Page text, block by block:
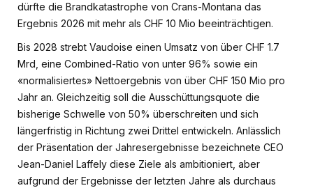
dürfte die Brandkatastrophe von Crans-Montana das
Ergebnis 2026 mit mehr als CHF 10 Mio beeinträchtigen.
Bis 2028 strebt Vaudoise einen Umsatz von über CHF 1.7
Mrd, eine Combined-Ratio von unter 96% sowie ein
«normalisiertes» Nettoergebnis von über CHF 150 Mio pro
Jahr an. Gleichzeitig soll die Ausschüttungsquote die
bisherige Schwelle von 50% überschreiten und sich
längerfristig in Richtung zwei Drittel entwickeln. Anlässlich
der Präsentation der Jahresergebnisse bezeichnete CEO
Jean-Daniel Laffely diese Ziele als ambitioniert, aber
aufgrund der Ergebnisse der letzten Jahre als durchaus